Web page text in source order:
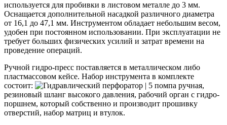
используется для пробивки в листовом металле до 3 мм.
Оснащается дополнительной насадкой различного диаметра
от 16,1 до 47,1 мм. Инструментом обладает небольшим весом,
удобен при постоянном использовании. При эксплуатации не
требует больших физических усилий и затрат времени на
проведение операций.
Ручной гидро-пресс поставляется в металлическом либо
пластмассовом кейсе. Набор инструмента в комплекте
состоит:
помпа ручная,
резиновый шланг высокого давления, рабочий орган с гидро-
поршнем, который собственно и производит прошивку
отверстий, набор матриц и втулок.